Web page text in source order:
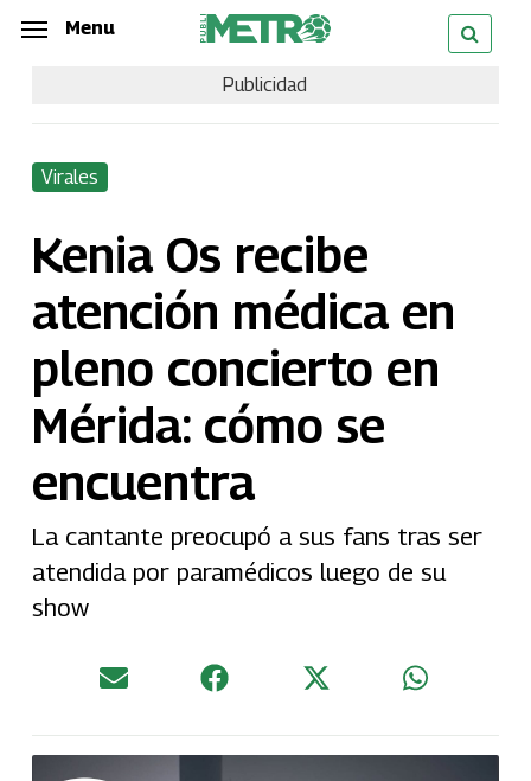
Skip
content
Menu
Publicidad
Virales
Kenia Os recibe
atención médica en
pleno concierto en
Mérida: cómo se
encuentra
La cantante preocupó a sus fans tras ser
atendida por paramédicos luego de su
show
Menu